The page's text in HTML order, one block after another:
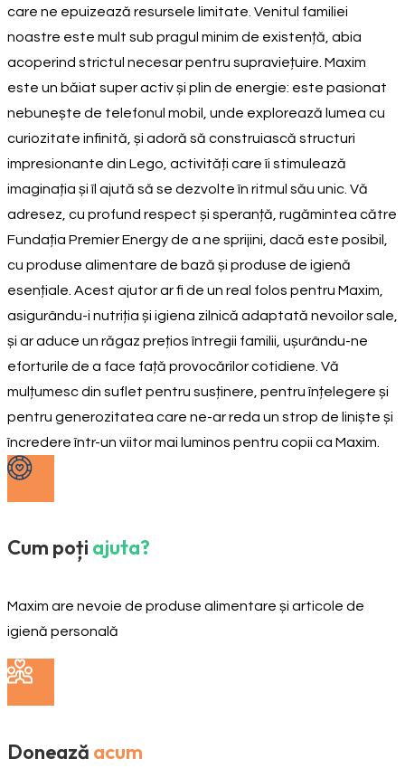
care ne epuizează resursele limitate. Venitul familiei
noastre este mult sub pragul minim de existență, abia
acoperind strictul necesar pentru supraviețuire. Maxim
este un băiat super activ și plin de energie: este pasionat
nebunește de telefonul mobil, unde explorează lumea cu
curiozitate infinită, și adoră să construiască structuri
impresionante din Lego, activități care îi stimulează
imaginația și îl ajută să se dezvolte în ritmul său unic. Vă
adresez, cu profund respect și speranță, rugămintea către
Fundația Premier Energy de a ne sprijini, dacă este posibil,
cu produse alimentare de bază și produse de igienă
esențiale. Acest ajutor ar fi de un real folos pentru Maxim,
asigurându-i nutriția și igiena zilnică adaptată nevoilor sale,
și ar aduce un răgaz prețios întregii familii, ușurându-ne
eforturile de a face față provocărilor cotidiene. Vă
mulțumesc din suflet pentru susținere, pentru înțelegere și
pentru generozitatea care ne-ar reda un strop de liniște și
încredere într-un viitor mai luminos pentru copii ca Maxim.
Cum poți ajuta?
Maxim are nevoie de produse alimentare și articole de
igienă personală
Donează acum